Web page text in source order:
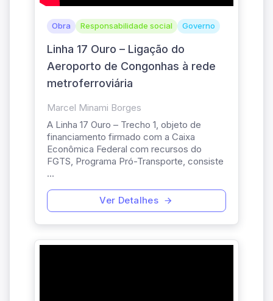
Obra Responsabilidade social Governo
Linha 17 Ouro – Ligação do
Aeroporto de Congonhas à rede
metroferroviária
Marcel Minami Borges
A Linha 17 Ouro – Trecho 1, objeto de
financiamento firmado com a Caixa
Econômica Federal com recursos do
FGTS, Programa Pró-Transporte, consiste
...
Ver Detalhes